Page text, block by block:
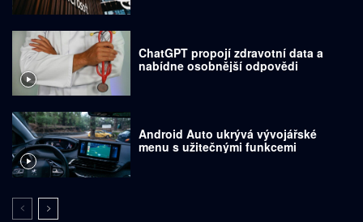
ChatGPT propojí zdravotní data a
nabídne osobnější odpovědi
Android Auto ukrývá vývojářské
menu s užitečnými funkcemi